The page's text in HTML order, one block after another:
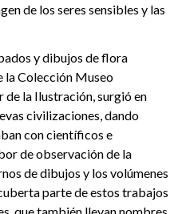
de los seres sensibles y las
y dibujos de flora
la Colección Museo
la Ilustración, surgió en
civilizaciones, dando
con científicos e
de observación de la
de dibujos y los volúmenes
parte de estos trabajos